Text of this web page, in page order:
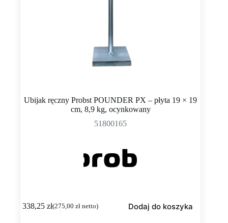
Ubijak ręczny Probst POUNDER PX – płyta 19 × 19
cm, 8,9 kg, ocynkowany
51800165
338,25zł(275,00zł netto) Dodaj do koszyka